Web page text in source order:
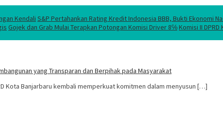
Kendali S&P Pertahankan Rating Kredit Indonesia BBB, Bukti Ekonomi
Gojek dan Grab Mulai Terapkan Potongan Komisi Driver 8℅Komisi II
yang Transparan dan Berpihak pada Masyarakat
Kota Banjarbaru kembali memperkuat komitmen dalam menyusun […]